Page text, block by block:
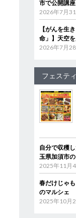
市で公開講
2026年7月
【がんを生
命」】天空
2026年7月
フェステ
自分で収穫
玉県加須市
2025年11月
春だけじゃ
のマルシェ
2025年10月